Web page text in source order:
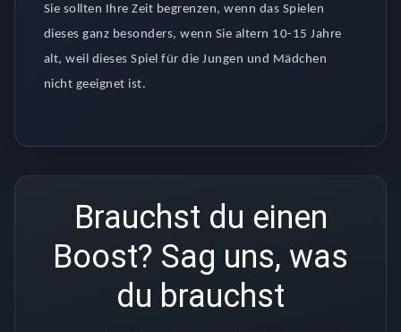
Sie sollten Ihre Zeit begrenzen, wenn das Spielen
dieses ganz besonders, wenn Sie altern 10-15 Jahre
alt, weil dieses Spiel für die Jungen und Mädchen
nicht geeignet ist.
Brauchst du einen
Boost? Sag uns, was
du brauchst